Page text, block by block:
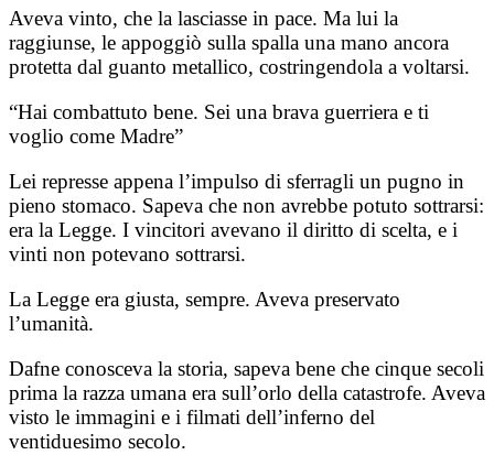
Aveva vinto, che la lasciasse in pace. Ma lui la
raggiunse, le appoggiò sulla spalla una mano ancora
protetta dal guanto metallico, costringendola a voltarsi.
“Hai combattuto bene. Sei una brava guerriera e ti
voglio come Madre”
Lei represse appena l’impulso di sferragli un pugno in
pieno stomaco. Sapeva che non avrebbe potuto sottrarsi:
era la Legge. I vincitori avevano il diritto di scelta, e i
vinti non potevano sottrarsi.
La Legge era giusta, sempre. Aveva preservato
l’umanità.
Dafne conosceva la storia, sapeva bene che cinque secoli
prima la razza umana era sull’orlo della catastrofe. Aveva
visto le immagini e i filmati dell’inferno del
ventiduesimo secolo.